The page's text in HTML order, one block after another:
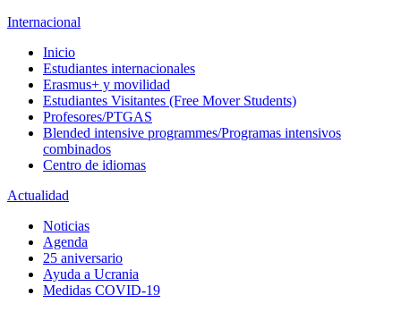
Internacional
Inicio
Estudiantes internacionales
Erasmus+ y movilidad
Estudiantes Visitantes (Free Mover Students)
Profesores/PTGAS
Blended intensive programmes/Programas intensivos
combinados
Centro de idiomas
Actualidad
Noticias
Agenda
25 aniversario
Ayuda a Ucrania
Medidas COVID-19